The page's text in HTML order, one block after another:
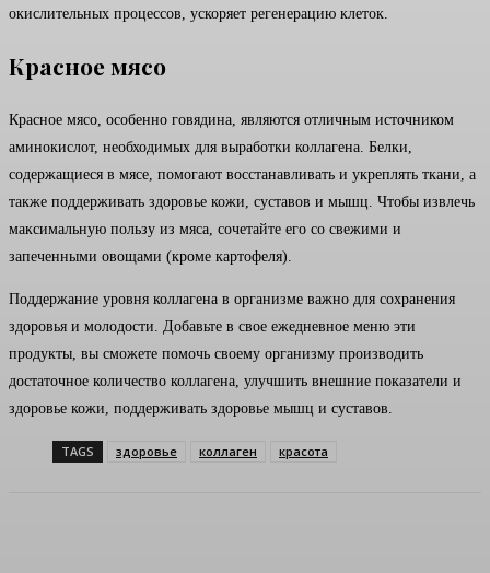
окислительных процессов, ускоряет регенерацию клеток.
Красное мясо
Красное мясо, особенно говядина, являются отличным источником
аминокислот, необходимых для выработки коллагена. Белки,
содержащиеся в мясе, помогают восстанавливать и укреплять ткани, а
также поддерживать здоровье кожи, суставов и мышц. Чтобы извлечь
максимальную пользу из мяса, сочетайте его со свежими и
запеченными овощами (кроме картофеля).
Поддержание уровня коллагена в организме важно для сохранения
здоровья и молодости. Добавьте в свое ежедневное меню эти
продукты, вы сможете помочь своему организму производить
достаточное количество коллагена, улучшить внешние показатели и
здоровье кожи, поддерживать здоровье мышц и суставов.
TAGS здоровье коллаген красота